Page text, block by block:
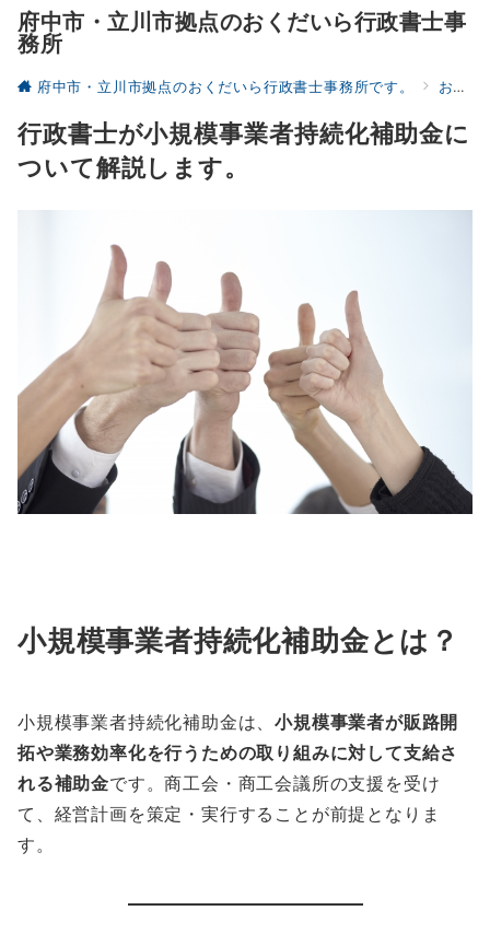
府中市・立川市拠点のおくだいら行政書士事
務所
府中市・立川市拠点のおくだいら行政書士事務所です。 お役立ち
行政書士が小規模事業者持続化補助金に
ついて解説します。
小規模事業者持続化補助金とは？
小規模事業者持続化補助金は、小規模事業者が販路開
拓や業務効率化を行うための取り組みに対して支給さ
れる補助金です。商工会・商工会議所の支援を受け
て、経営計画を策定・実行することが前提となりま
す。